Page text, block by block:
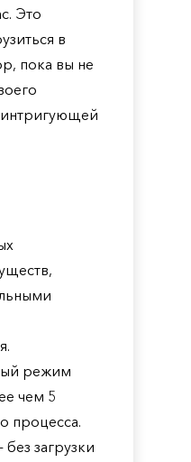
Это
в
пока вы не
режим
чем 5
процесса.
загрузки